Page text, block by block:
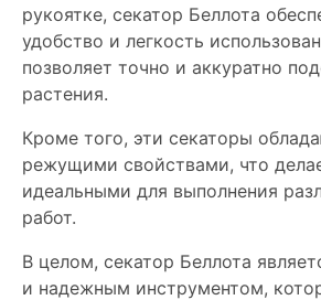
рукоятке, секатор Беллота
удобство и легкость
позволяет точно и аккуратно
растения.
Кроме того, эти секаторы
режущими свойствами, что
идеальными для выполнения
работ.
В целом, секатор Беллота
и надежным инструментом,